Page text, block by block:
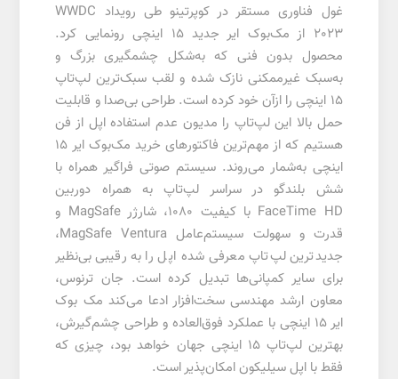
غول فناوری مستقر در کوپرتینو طی رویداد WWDC
2023 از مک‌بوک ایر جدید 15 اینچی رونمایی کرد.
محصول بدون فنی که به‌شکل چشمگیری بزرگ و
به‌سبک غیرممکنی نازک شده و لقب سبک‌ترین لپ‌تاپ
15 اینچی را ازآن خود کرده است. طراحی بی‌صدا و قابلیت
حمل بالا این لپ‌تاپ را مدیون عدم استفاده اپل از فن
هستیم که از مهم‌ترین فاکتورهای خرید مک‌بوک ایر 15
اینچی به‌شمار می‌روند. سیستم صوتی فراگیر همراه با
شش بلندگو در سراسر لپ‌تاپ به همراه دوربین
FaceTime HD با کیفیت 1080، شارژر MagSafe و
قدرت و سهولت سیستم‌عامل MagSafe Ventura،
جدیدترین لپ‌تاپ معرفی شده اپل را به رقیبی بی‌نظیر
برای سایر کمپانی‌ها تبدیل کرده است. جان ترنوس،
معاون ارشد مهندسی سخت‌افزار ادعا می‌کند مک بوک
ایر 15 اینچی با عملکرد فوق‌العاده و طراحی چشم‌گیرش،
بهترین لپ‌تاپ 15 اینچی جهان خواهد بود، چیزی که
فقط با اپل سیلیکون امکان‌پذیر است.